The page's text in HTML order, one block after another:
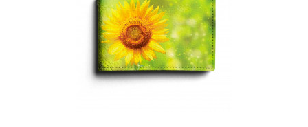
КУПИТЬ
1995р.